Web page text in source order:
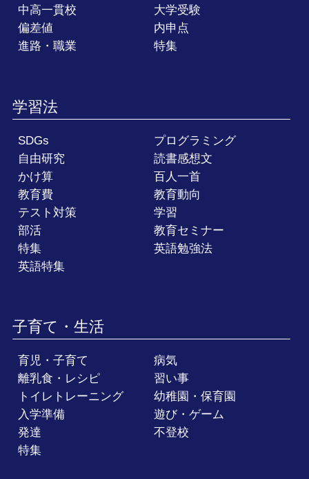
中高一貫校
大学受験
偏差値
内申点
進路・職業
特集
学習法
SDGs
プログラミング
自由研究
読書感想文
かけ算
百人一首
教育費
教育動向
テスト対策
学習
部活
教育セミナー
特集
英語勉強法
英語特集
子育て・生活
育児・子育て
病気
離乳食・レシピ
習い事
トイレトレーニング
幼稚園・保育園
入学準備
遊び・ゲーム
発達
不登校
特集